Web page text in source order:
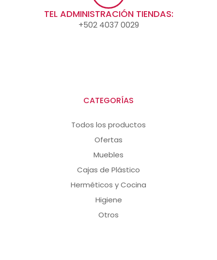
TEL ADMINISTRACIÓN TIENDAS:
+502 4037 0029
CATEGORÍAS
Todos los productos
Ofertas
Muebles
Cajas de Plástico
Herméticos y Cocina
Higiene
Otros